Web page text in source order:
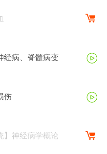
经病、脊髓病变
伤
】神经病学概论